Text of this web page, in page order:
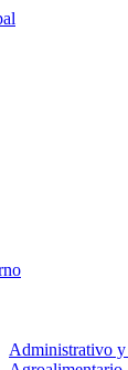
Administrativo y